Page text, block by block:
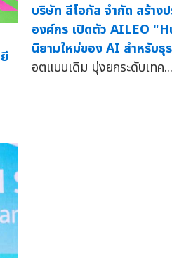
บริษัท ลีโอกัส จำกัด สร้าง
องค์กร เปิดตัว AILEO
นิยามใหม่ของ AI สำหรับธุ
อตแบบเดิม มุ่งยกระดับเทค...